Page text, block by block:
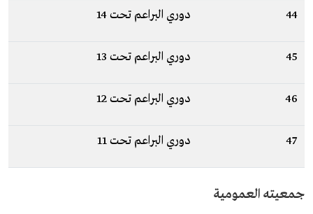
44 دوري البراعم تحت 14
45 دوري البراعم تحت 13
46 دوري البراعم تحت 12
47 دوري البراعم تحت 11
جمعيته العمومية